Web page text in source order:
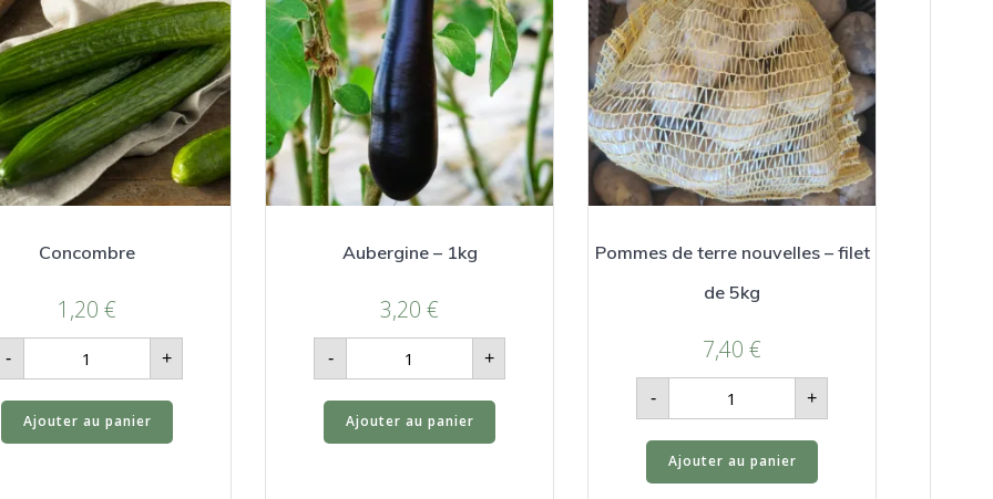
Concombre
1,20 €
-
quantité
de
Concombre
+
Ajouter au panier
Aubergine – 1kg
3,20 €
-
quantité
de
Aubergine
+
Ajouter au panier
Pommes de terre nouvelles – filet
de 5kg
7,40 €
-
quantité
de
Pommes
nouvelles
-
+
Ajouter au panier